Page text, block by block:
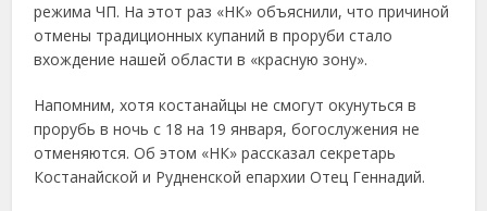
режима ЧП. На этот раз «НК» объяснили, что причиной
отмены традиционных купаний в проруби стало
вхождение нашей области в «красную зону».
Напомним, хотя костанайцы не смогут окунуться в
прорубь в ночь с 18 на 19 января, богослужения не
отменяются. Об этом «НК» рассказал секретарь
Костанайской и Рудненской епархии Отец Геннадий.